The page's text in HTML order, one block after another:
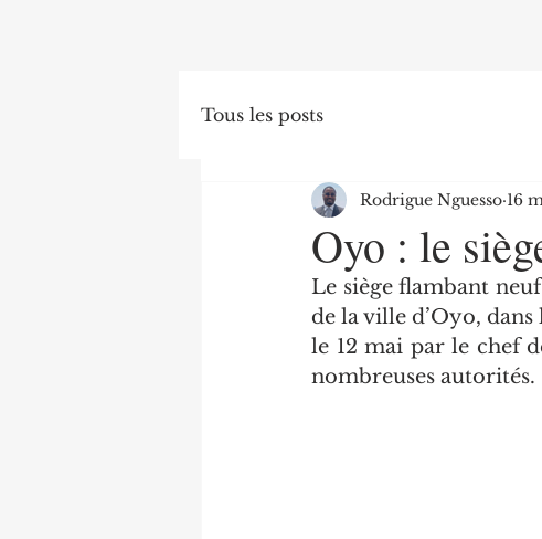
Tous les posts
Oyo : le
Rodrigue Nguesso 16
Le siège flambant
de la ville d’Oyo,
le 12 mai par le chef
nombreuses autorités.